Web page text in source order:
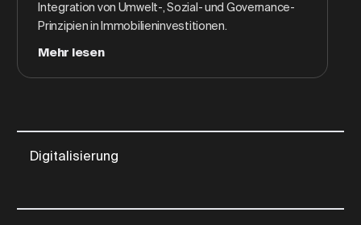
Digitalisierung
Integration von Umwelt-, Sozial- und Governance-
Prinzipien in Immobilieninvestitionen.
Mehr lesen